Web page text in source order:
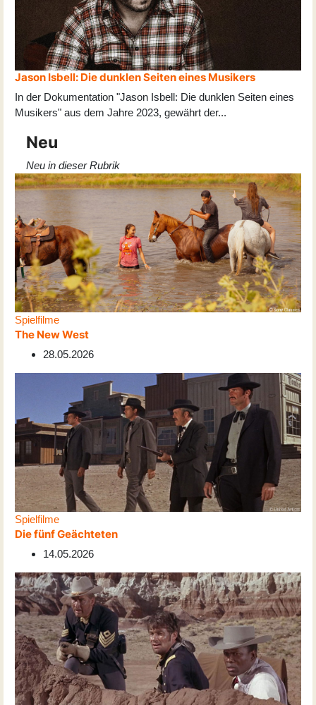
Jason Isbell: Die dunklen Seiten eines Musikers
In der Dokumentation "Jason Isbell: Die dunklen Seiten eines
Musikers" aus dem Jahre 2023, gewährt der...
Neu
Neu in dieser Rubrik
Spielfilme
The New West
28.05.2026
Spielfilme
Die fünf Geächteten
14.05.2026